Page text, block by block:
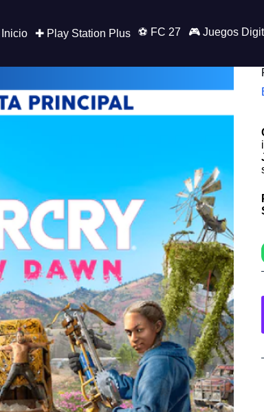
Inicio ✚ Play Station Plus ⚽ FC 27 🎮 Juegos